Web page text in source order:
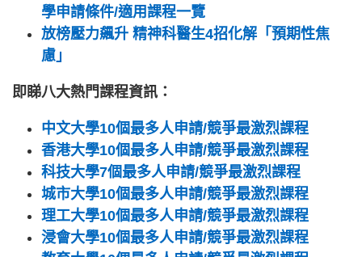
學申請條件/適用課程一覽
放榜壓力飆升 精神科醫生4招化解「預期性焦
慮」
即睇八大熱門課程資訊：
中文大學10個最多人申請/競爭最激烈課程
香港大學10個最多人申請/競爭最激烈課程
科技大學7個最多人申請/競爭最激烈課程
城市大學10個最多人申請/競爭最激烈課程
理工大學10個最多人申請/競爭最激烈課程
浸會大學10個最多人申請/競爭最激烈課程